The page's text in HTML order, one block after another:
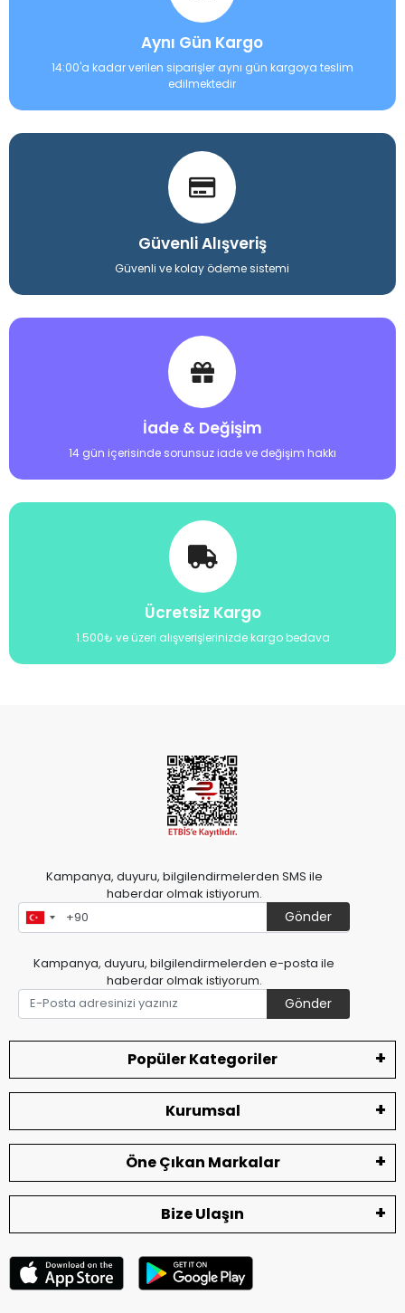
Aynı Gün Kargo
14:00'a kadar verilen siparişler aynı gün kargoya teslim
edilmektedir
Güvenli Alışveriş
Güvenli ve kolay ödeme sistemi
İade & Değişim
14 gün içerisinde sorunsuz iade ve değişim hakkı
Ücretsiz Kargo
1.500₺ ve üzeri alışverişlerinizde kargo bedava
Kampanya, duyuru, bilgilendirmelerden SMS ile
haberdar olmak istiyorum.
Gönder
Kampanya, duyuru, bilgilendirmelerden e-posta ile
haberdar olmak istiyorum.
Gönder
Popüler Kategoriler
Kurumsal
Öne Çıkan Markalar
Bize Ulaşın